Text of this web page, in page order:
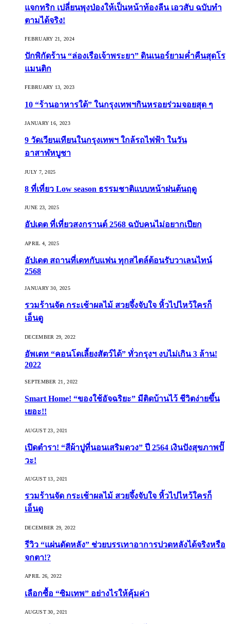
แจกทริก เปลี่ยนพุงป่องให้เป็นหน้าท้องลีน เอวสับ ฉบับทำ
ตามได้จริง!
FEBRUARY 21, 2024
ปักพิกัดร้าน “ล่องเรือเจ้าพระยา” ดินเนอร์ยามค่ำคืนสุดโร
แมนติก
FEBRUARY 13, 2023
10 “ร้านอาหารใต้” ในกรุงเทพฯกินหรอยร่วมจอยสุด ๆ
JANUARY 16, 2023
9 วัดเวียนเทียนในกรุงเทพฯ ใกล้รถไฟฟ้า ในวัน
อาสาฬหบูชา
JULY 7, 2025
8 ที่เที่ยว Low season ธรรมชาติแบบหน้าฝนต้นฤดู️
JUNE 23, 2025
อัปเดต ที่เที่ยวสงกรานต์ 2568 ฉบับคนไม่อยากเปียก
APRIL 4, 2025
อัปเดต สถานที่เดทกับแฟน ทุกสไตล์ต้อนรับวาเลนไทน์
2568
JANUARY 30, 2025
รวมร้านจัด กระเช้าผลไม้ สวยจึ้งจับใจ หิ้วไปไหว้ใครก็
เอ็นดู
DECEMBER 29, 2022
อัพเดท “คอนโดเลี้ยงสัตว์ได้” ทั่วกรุงฯ งบไม่เกิน 3 ล้าน!
2022
SEPTEMBER 21, 2022
Smart Home! “ของใช้อัจฉริยะ” มีติดบ้านไว้ ชีวิตง่ายขึ้น
เยอะ!!
AUGUST 23, 2021
เปิดตำรา! “สีผ้าปูที่นอนเสริมดวง” ปี 2564 เงินปังสุขภาพปั๊
วะ!
AUGUST 13, 2021
รวมร้านจัด กระเช้าผลไม้ สวยจึ้งจับใจ หิ้วไปไหว้ใครก็
เอ็นดู
DECEMBER 29, 2022
รีวิว “แผ่นดัดหลัง” ช่วยบรรเทาอาการปวดหลังได้จริงหรือ
จกตา!?
APRIL 26, 2022
เลือกซื้อ “ซิมเทพ” อย่างไรให้คุ้มค่า
AUGUST 30, 2021